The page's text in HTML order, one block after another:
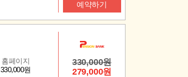
예약하기
홈페이지
330,000원
330,000원
279,000원